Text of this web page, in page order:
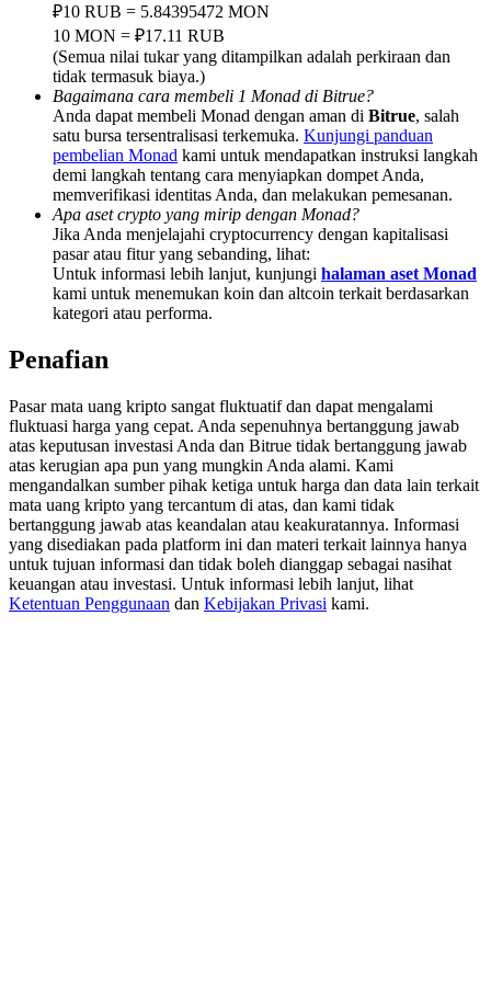
BTC Welcome Rewards
Deposit & Trade BTC to Share 25000 USDT prize pool!
Deposit CASHCAT & Win
Share 500000 CASHCAT prize pool
Exclusive for BitMart Users
Register & Trade to Win 500,000 USDT
Precious Metals Trading Carnival
Trade Gold & Silver · 33,333 USDT Bonus
USDT New User Exclusive 10% APR
USDT Flexible Staking | Daily Rewards
₽10 RUB = 5.84395472 MON
10 MON = ₽17.11 RUB
(Semua nilai tukar yang ditampilkan adalah perkiraan dan
tidak termasuk biaya.)
Bagaimana cara membeli 1 Monad di Bitrue?
Anda dapat membeli Monad dengan aman di Bitrue, salah
satu bursa tersentralisasi terkemuka. Kunjungi panduan
pembelian Monad kami untuk mendapatkan instruksi langkah
demi langkah tentang cara menyiapkan dompet Anda,
memverifikasi identitas Anda, dan melakukan pemesanan.
Apa aset crypto yang mirip dengan Monad?
Jika Anda menjelajahi cryptocurrency dengan kapitalisasi
pasar atau fitur yang sebanding, lihat:
Untuk informasi lebih lanjut, kunjungi halaman aset Monad
kami untuk menemukan koin dan altcoin terkait berdasarkan
kategori atau performa.
Penafian
Pasar mata uang kripto sangat fluktuatif dan dapat mengalami
fluktuasi harga yang cepat. Anda sepenuhnya bertanggung jawab
atas keputusan investasi Anda dan Bitrue tidak bertanggung jawab
atas kerugian apa pun yang mungkin Anda alami. Kami
mengandalkan sumber pihak ketiga untuk harga dan data lain terkait
mata uang kripto yang tercantum di atas, dan kami tidak
bertanggung jawab atas keandalan atau keakuratannya. Informasi
yang disediakan pada platform ini dan materi terkait lainnya hanya
untuk tujuan informasi dan tidak boleh dianggap sebagai nasihat
keuangan atau investasi. Untuk informasi lebih lanjut, lihat
Ketentuan Penggunaan dan Kebijakan Privasi kami.